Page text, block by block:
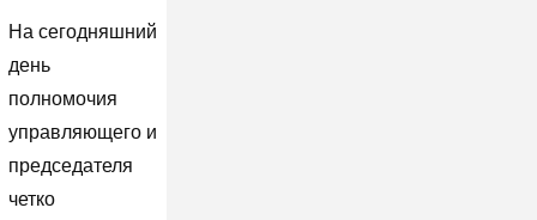
На сегодняшний
день
полномочия
управляющего и
председателя
четко